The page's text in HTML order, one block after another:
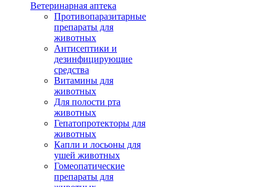
Ветеринарная аптека
Противопаразитарные
препараты для
животных
Антисептики и
дезинфицирующие
средства
Витамины для
животных
Для полости рта
животных
Гепатопротекторы для
животных
Капли и лосьоны для
ушей животных
Гомеопатические
препараты для